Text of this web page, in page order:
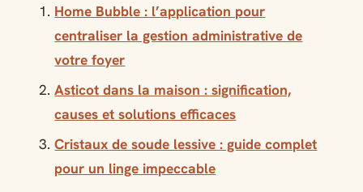
Home Bubble : l’application pour
centraliser la gestion administrative de
votre foyer
Asticot dans la maison : signification,
causes et solutions efficaces
Cristaux de soude lessive : guide complet
pour un linge impeccable